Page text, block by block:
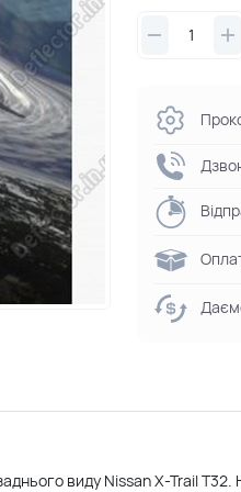
виду Nissan X-Trail